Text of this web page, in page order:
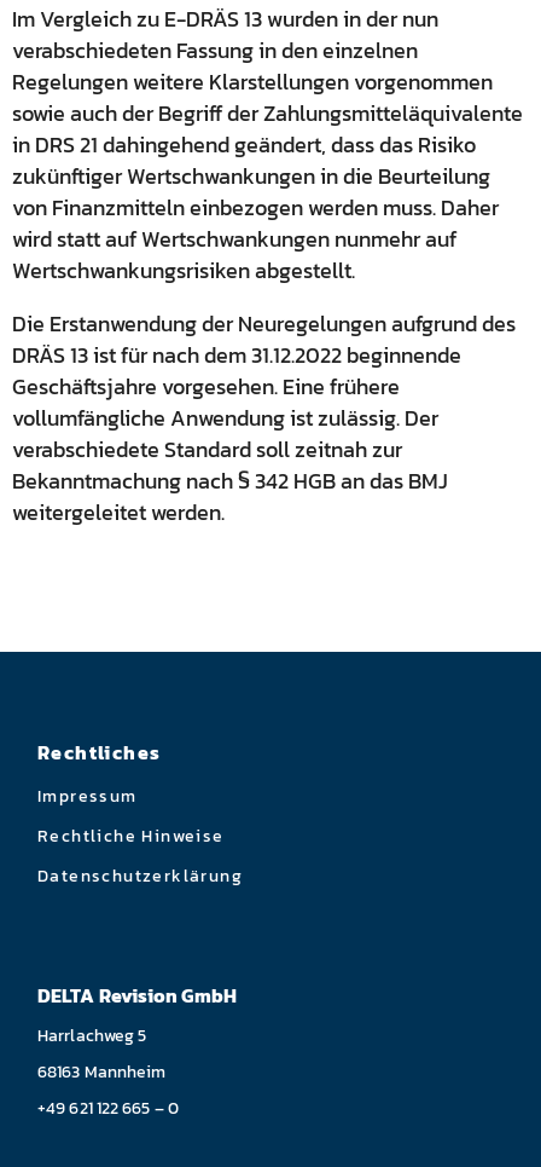
Im Vergleich zu E-DRÄS 13 wurden in der nun
verabschiedeten Fassung in den einzelnen
Regelungen weitere Klarstellungen vorgenommen
sowie auch der Begriff der Zahlungsmitteläquivalente
in DRS 21 dahingehend geändert, dass das Risiko
zukünftiger Wertschwankungen in die Beurteilung
von Finanzmitteln einbezogen werden muss. Daher
wird statt auf Wertschwankungen nunmehr auf
Wertschwankungsrisiken abgestellt.
Die Erstanwendung der Neuregelungen aufgrund des
DRÄS 13 ist für nach dem 31.12.2022 beginnende
Geschäftsjahre vorgesehen. Eine frühere
vollumfängliche Anwendung ist zulässig. Der
verabschiedete Standard soll zeitnah zur
Bekanntmachung nach § 342 HGB an das BMJ
weitergeleitet werden.
Rechtliches
Impressum
Rechtliche Hinweise
Datenschutzerklärung
DELTA Revision GmbH
Harrlachweg 5
68163 Mannheim
+49 621 122 665 – 0